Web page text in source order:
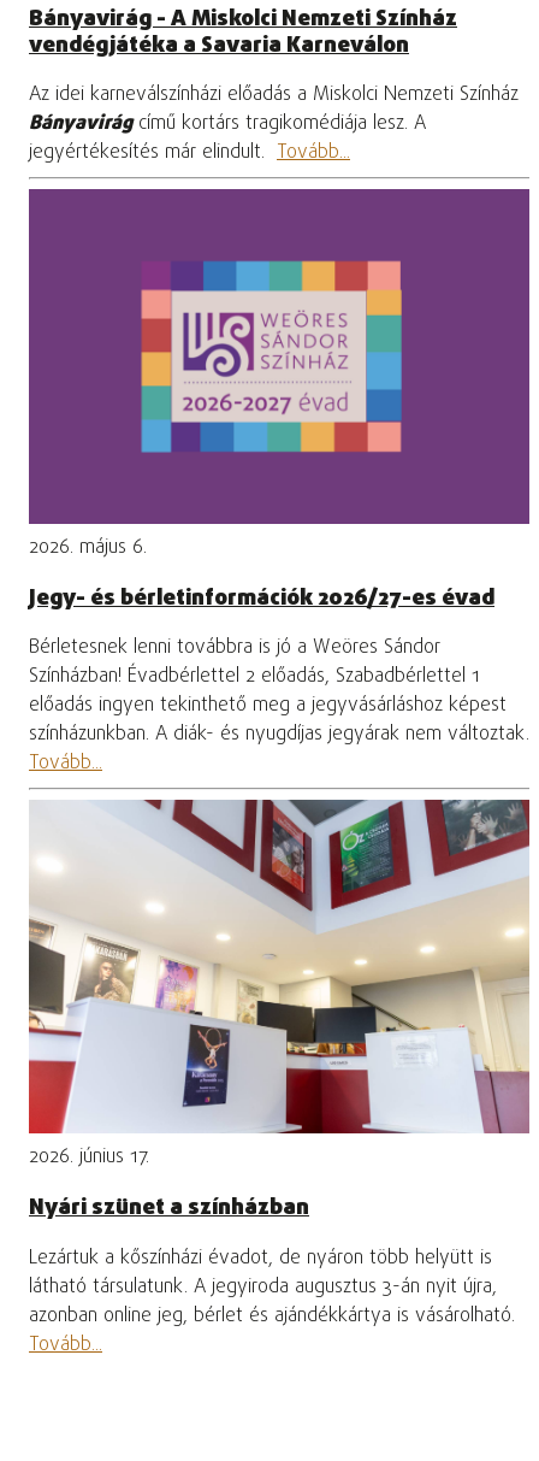
Bányavirág - A Miskolci Nemzeti Színház
vendégjátéka a Savaria Karneválon
Az idei karneválszínházi előadás a Miskolci Nemzeti Színház
Bányavirágcímű kortárs tragikomédiája lesz. A
jegyértékesítés már elindult. Tovább...
2026. május 6.
Jegy- és bérletinformációk 2026/27-es évad
Bérletesnek lenni továbbra is jó a Weöres Sándor
Színházban! Évadbérlettel 2 előadás, Szabadbérlettel 1
előadás ingyen tekinthető meg a jegyvásárláshoz képest
színházunkban. A diák- és nyugdíjas jegyárak nem változtak.
Tovább...
2026. június 17.
Nyári szünet a színházban
Lezártuk a kőszínházi évadot, de nyáron több helyütt is
látható társulatunk. A jegyiroda augusztus 3-án nyit újra,
azonban online jeg, bérlet és ajándékkártya is vásárolható.
Tovább...